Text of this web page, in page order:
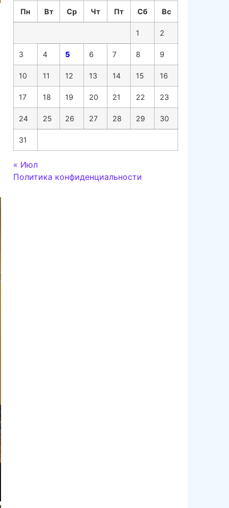
Пн
Вт Ср Чт Пт Сб Вс
1 2
3 4 5 6 7 8 9
10 11 12 13 14 15 16
17 18 19 20 21 22 23
24 25 26 27 28 29 30
31
« Июл
Политика конфиденциальности